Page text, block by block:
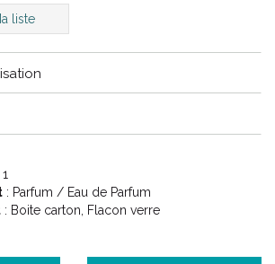
liste
: Parfum / Eau de Parfum
: Boite carton, Flacon verre